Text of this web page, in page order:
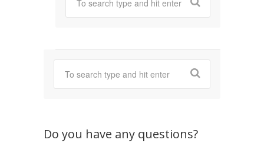
Do you have any questions?